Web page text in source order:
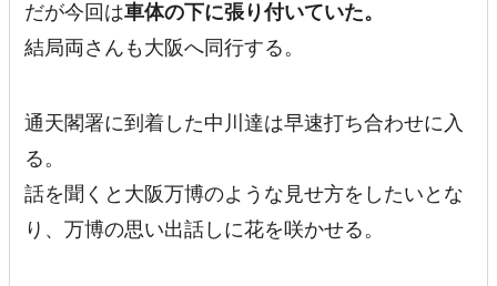
だが今回は車体の下に張り付いていた。
結局両さんも大阪へ同行する。
通天閣署に到着した中川達は早速打ち合わせに入
る。
話を聞くと大阪万博のような見せ方をしたいとな
り、万博の思い出話しに花を咲かせる。